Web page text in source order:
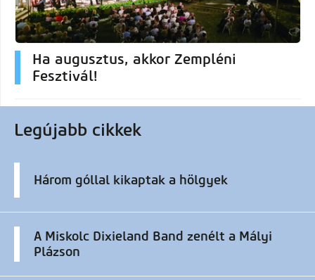
Ha augusztus, akkor Zempléni
Fesztivál!
Legújabb cikkek
Három góllal kikaptak a hölgyek
A Miskolc Dixieland Band zenélt a Mályi
Plázson